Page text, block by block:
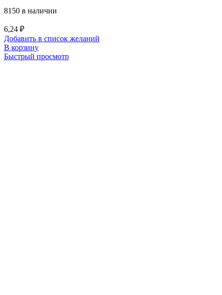
8150 в наличии
6,24 ₽
Добавить в список желаний
В корзину
Быстрый просмотр